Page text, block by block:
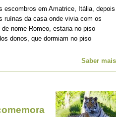
escombros em Amatrice, Itália, depois
ruínas da casa onde vivia com os
nome Romeo, estaria no piso
donos, que dormiam no piso
Saber mais